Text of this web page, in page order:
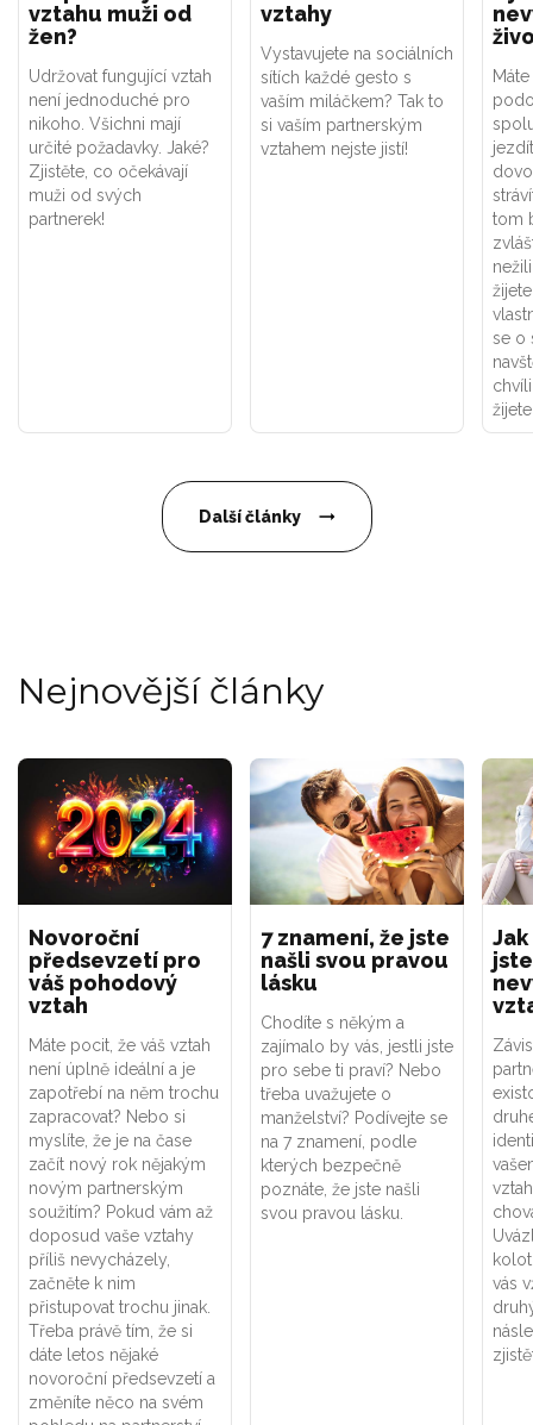
vztahu muži od
žen?
Udržovat fungující vztah
není jednoduché pro
nikoho. Všichni mají
určité požadavky. Jaké?
Zjistěte, co očekávají
muži od svých
partnerek!
vztahy
Vystavujete na sociálních
sítích každé gesto s
vaším miláčkem? Tak to
si vaším partnerským
vztahem nejste jistí!
tom
se o
Další články
Nejnovější články
Novoroční
předsevzetí pro
váš pohodový
vztah
Máte pocit, že váš vztah
není úplně ideální a je
zapotřebí na něm trochu
zapracovat? Nebo si
myslíte, že je na čase
začít nový rok nějakým
novým partnerským
soužitím? Pokud vám až
doposud vaše vztahy
příliš nevycházely,
začněte k nim
přistupovat trochu jinak.
Třeba právě tím, že si
dáte letos nějaké
novoroční předsevzetí a
změníte něco na svém
7 znamení, že jste
našli svou pravou
lásku
Chodíte s někým a
zajímalo by vás, jestli jste
pro sebe ti praví? Nebo
třeba uvažujete o
manželství? Podívejte se
na 7 znamení, podle
kterých bezpečně
poznáte, že jste našli
svou pravou lásku.
vás